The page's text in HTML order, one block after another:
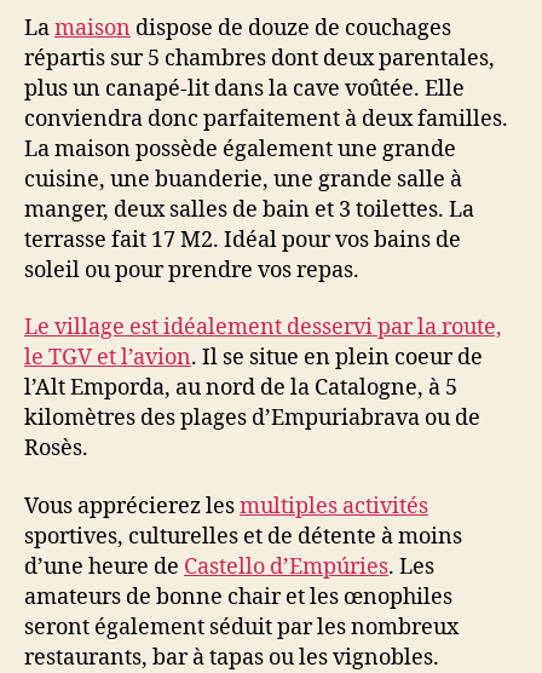
Lamaison dispose de douze de couchages
répartis sur 5 chambres dont deux parentales,
plus un canapé-lit dans la cave voûtée. Elle
conviendra donc parfaitement à deux familles.
La maison possède également une grande
cuisine, une buanderie, une grande salle à
manger, deux salles de bain et 3 toilettes. La
terrasse fait 17 M2. Idéal pour vos bains de
soleil ou pour prendre vos repas.
Le village est idéalement desservi par la route,
le TGV et l’avion. Il se situe en plein coeur de
l’Alt Emporda, au nord de la Catalogne, à 5
kilomètres des plages d’Empuriabrava ou de
Rosès.
Vous apprécierez lesmultiples activités
sportives, culturelles et de détente à moins
d’une heure de Castello d’Empúries. Les
amateurs de bonne chair et les œnophiles
seront également séduit par les nombreux
restaurants, bar à tapas ou les vignobles.